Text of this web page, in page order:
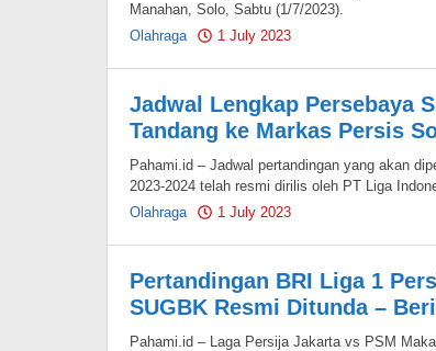
Manahan, Solo, Sabtu (1/7/2023).
Olahraga
1 July 2023
Jadwal Lengkap Persebaya
Tandang ke Markas Persis
Pahami.id – Jadwal pertandingan yang akan
2023-2024 telah resmi dirilis oleh PT Liga
Olahraga
1 July 2023
Pertandingan BRI Liga 1
SUGBK Resmi Ditunda –
Pahami.id – Laga Persija Jakarta vs PSM